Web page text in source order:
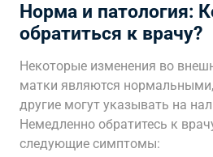
Норма и патология:
обратиться к врачу?
Некоторые изменения во
матки являются
другие могут указывать на
Немедленно обратитесь к
следующие симптомы: